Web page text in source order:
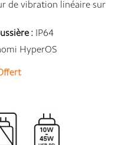
de vibration linéaire sur
: IP64
HyperOS